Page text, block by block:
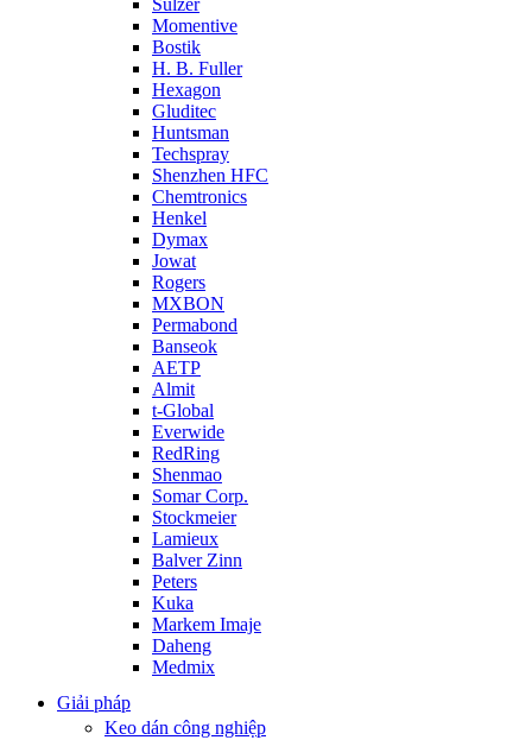
Momentive
Bostik
H. B. Fuller
Hexagon
Gluditec
Huntsman
Techspray
Shenzhen HFC
Chemtronics
Henkel
Dymax
Jowat
Rogers
MXBON
Permabond
Banseok
AETP
Almit
t-Global
Everwide
RedRing
Shenmao
Somar Corp.
Stockmeier
Lamieux
Balver Zinn
Peters
Kuka
Markem Imaje
Daheng
Medmix
Giải pháp
Keo dán công nghiệp